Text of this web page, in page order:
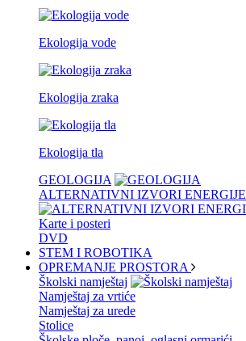
Ekologija vode
Ekologija zraka
Ekologija tla
GEOLOGIJA
ALTERNATIVNI IZVORI ENERGIJE
Karte i posteri
DVD
STEM I ROBOTIKA
OPREMANJE PROSTORA
Školski namještaj
Namještaj za vrtiće
Namještaj za urede
Stolice